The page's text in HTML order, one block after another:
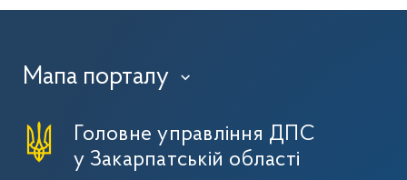
Мапа порталу ›
Головне управління ДПС
у Закарпатській області